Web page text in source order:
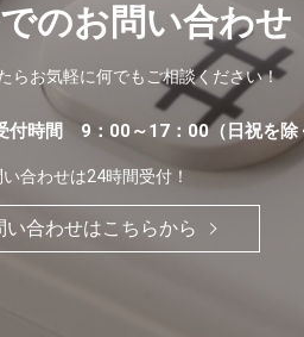
のお問い合わせ
らお気軽に何でもご相談ください！
付時間 9：00～17：00（日祝を除
合わせは24時間受付！
い合わせはこちらから